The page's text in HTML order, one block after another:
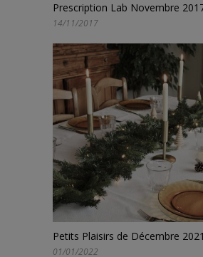
Prescription Lab Novembre
14/11/2017
Petits Plaisirs de Décembre 2021
01/01/2022